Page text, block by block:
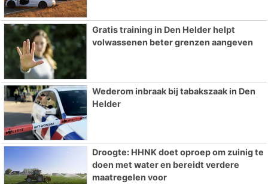
Gratis training in Den Helder helpt
volwassenen beter grenzen aangeven
Wederom inbraak bij tabakszaak in Den
Helder
Droogte: HHNK doet oproep om zuinig te
doen met water en bereidt verdere
maatregelen voor